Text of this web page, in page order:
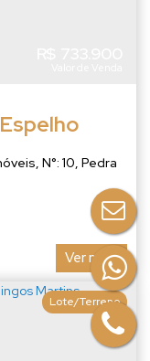
, N°: 10, Pedra
Ver mais
144
Lote/Terreno